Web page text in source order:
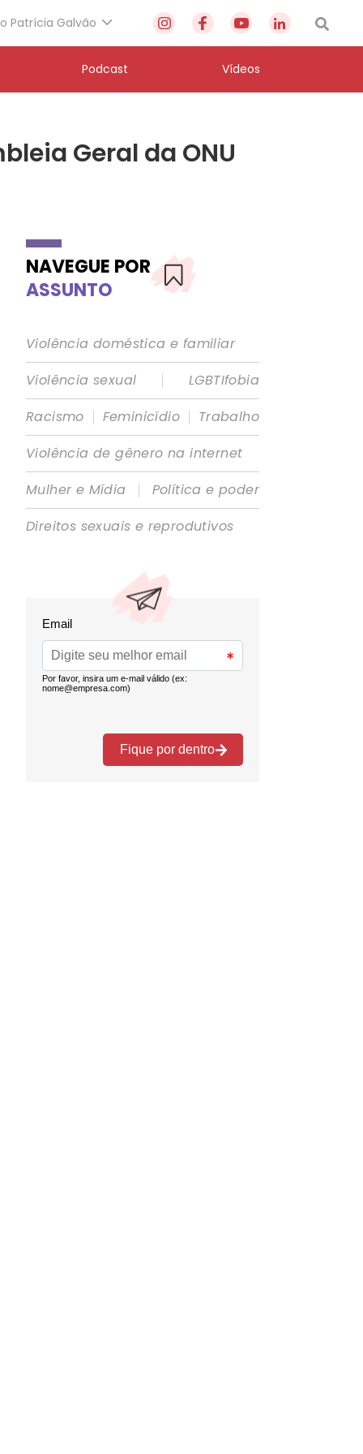
Patrícia Galvão
Podcast Vídeos
Geral da ONU
NAVEGUE POR
ASSUNTO
Violência doméstica e familiar
Violência sexual
|
LGBTIfobia
Racismo | Feminicídio | Trabalho
Violência de gênero na internet
Mulher e Mídia
|
Política e poder
Direitos sexuais e reprodutivos